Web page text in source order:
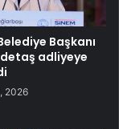
Başkanı
adliyeye
2026